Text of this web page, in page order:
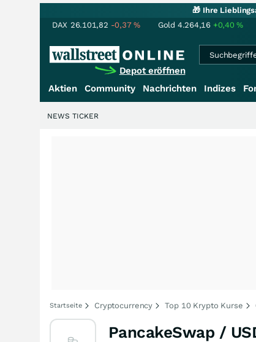
🎁 Ihre
DAX 26.101,82 -0,37% Gold 4.264,16 +0,40%
Depot eröffnen
Aktien Community Nachrichten Indizes
NEWS TICKER
Startseite Cryptocurrency Top 10 Krypto Kurse
PancakeSwap /